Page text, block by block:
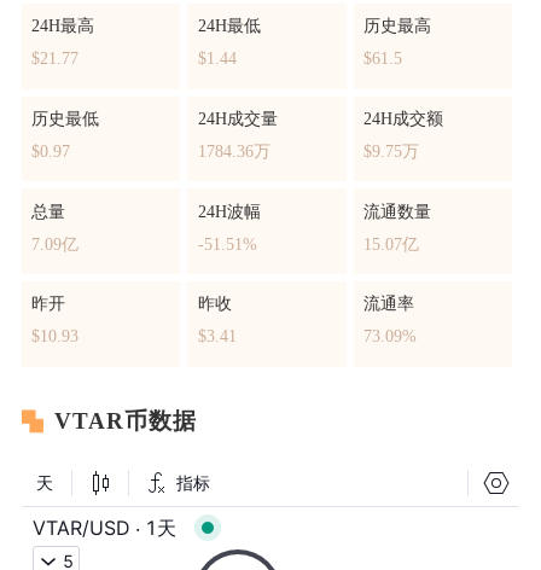
24H最高
$21.77
24H最低
$1.44
历史最高
$61.5
历史最低
$0.97
24H成交量
1784.36万
24H成交额
$9.75万
总量
7.09亿
24H波幅
-51.51%
流通数量
15.07亿
昨开
$10.93
昨收
$3.41
流通率
73.09%
VTAR币数据